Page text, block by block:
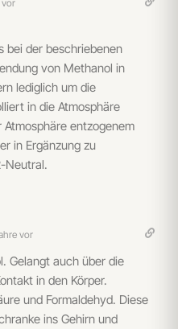
vor
bei der beschriebenen
von Methanol in
lediglich um die
in die Atmosphäre
entzogenem
in Ergänzung zu
Neutral.
vor
Gelangt auch über die
in den Körper.
und Formaldehyd. Diese
ins Gehirn und